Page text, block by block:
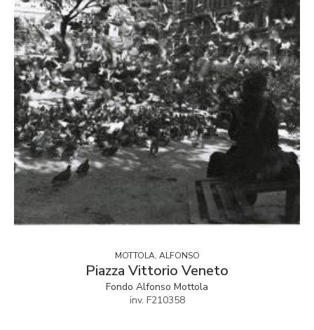
MOTTOLA, ALFONSO
Piazza Vittorio Veneto
Fondo Alfonso Mottola
inv. F210358